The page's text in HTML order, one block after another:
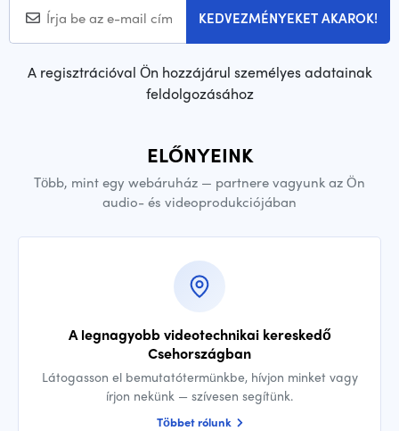
KEDVEZMÉNYEKET AKAROK!
A regisztrációval Ön hozzájárul személyes adatainak
feldolgozásához
ELŐNYEINK
Több, mint egy webáruház — partnere vagyunk az Ön
audio- és videoprodukciójában
A legnagyobb videotechnikai kereskedő
Csehországban
Látogasson el bemutatótermünkbe, hívjon minket vagy
írjon nekünk — szívesen segítünk.
Többet rólunk